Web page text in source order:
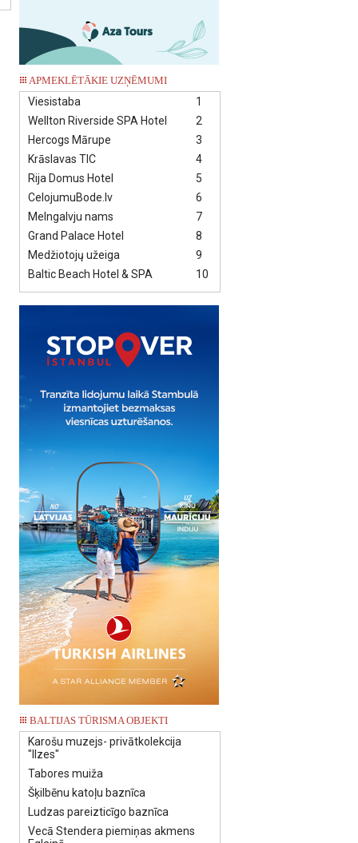
APMEKLĒTĀKIE UZŅĒMUMI
1
Viesistaba
2
Wellton Riverside SPA Hotel
3
Hercogs Mārupe
4
Krāslavas TIC
5
Rija Domus Hotel
6
CelojumuBode.lv
7
Melngalvju nams
8
Grand Palace Hotel
9
Medžiotojų užeiga
10
Baltic Beach Hotel & SPA
BALTIJAS TŪRISMA OBJEKTI
Karošu muzejs- privātkolekcija
"Ilzes"
Tabores muiža
Šķilbēnu katoļu baznīca
Ludzas pareizticīgo baznīca
Vecā Stendera piemiņas akmens